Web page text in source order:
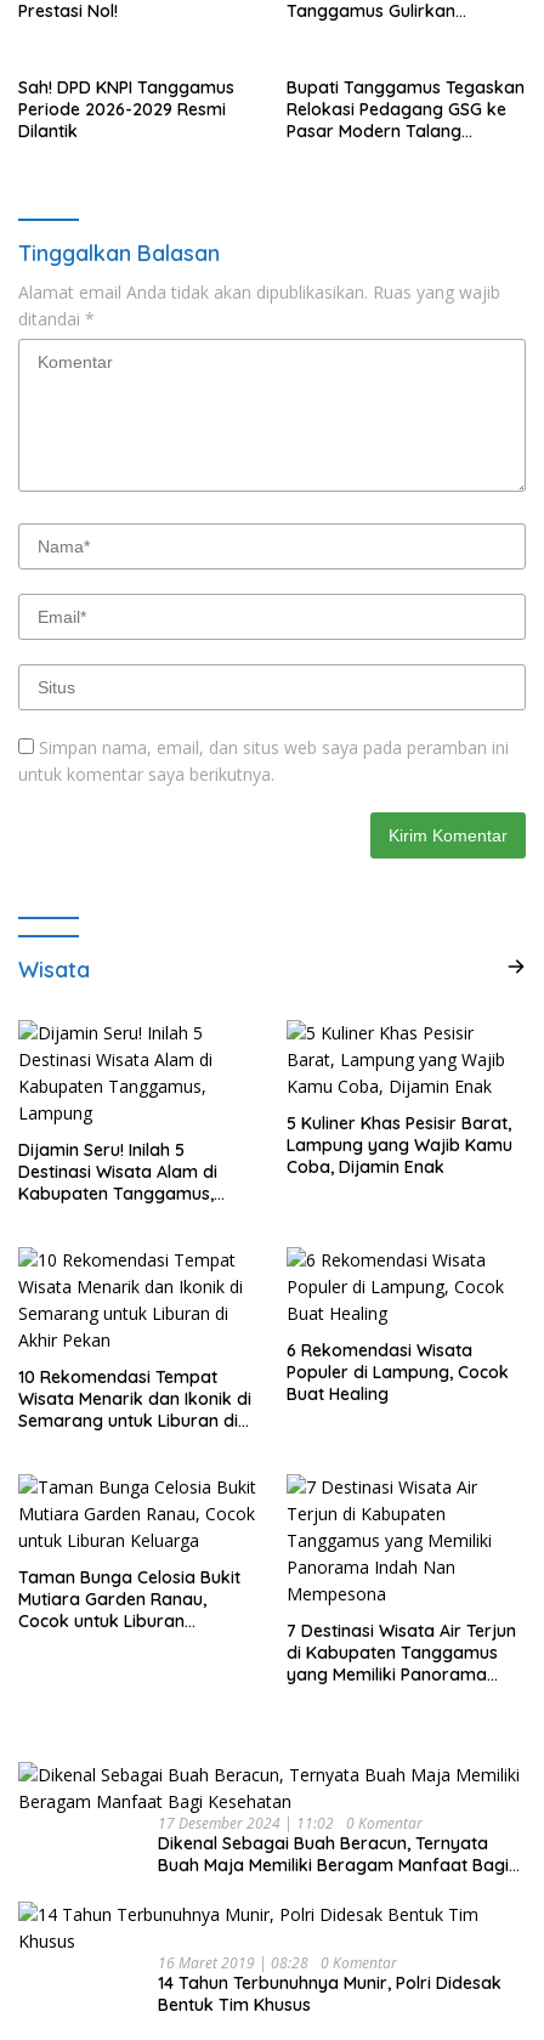
Prestasi Nol!
Tanggamus Gulirkan
Sah! DPD KNPI Tanggamus
Periode 2026-2029 Resmi
Dilantik
Bupati Tanggamus Tegaskan
Relokasi Pedagang GSG ke
Pasar Modern Talang
Tinggalkan Balasan
Alamat email Anda tidak akan dipublikasikan. Ruas yang wajib
ditandai *
Simpan nama, email, dan situs web saya pada peramban ini
untuk komentar saya berikutnya.
Wisata
Dijamin Seru! Inilah 5
Destinasi Wisata Alam di
Kabupaten Tanggamus,
5 Kuliner Khas Pesisir Barat,
Lampung yang Wajib Kamu
Coba, Dijamin Enak
10 Rekomendasi Tempat
Wisata Menarik dan Ikonik di
Semarang untuk Liburan di
6 Rekomendasi Wisata
Populer di Lampung, Cocok
Buat Healing
Taman Bunga Celosia Bukit
Mutiara Garden Ranau,
Cocok untuk Liburan
7 Destinasi Wisata Air Terjun
di Kabupaten Tanggamus
yang Memiliki Panorama
17 Desember 2024 | 11:02 0 Komentar
Dikenal Sebagai Buah Beracun, Ternyata
Buah Maja Memiliki Beragam Manfaat Bagi
16 Maret 2019 | 08:28 0 Komentar
14 Tahun Terbunuhnya Munir, Polri Didesak
Bentuk Tim Khusus